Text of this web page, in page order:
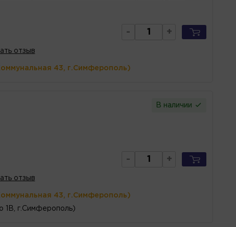
- +
отзыв
43, г.Симферополь)
В наличии
- +
отзыв
43, г.Симферополь)
1В, г.Симферополь)